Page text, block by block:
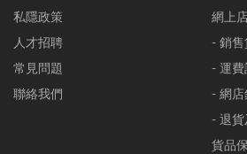
私隱政策
人才招聘
常見問題
聯絡我們
網上店
- 銷
- 運
- 網
- 退
貨品